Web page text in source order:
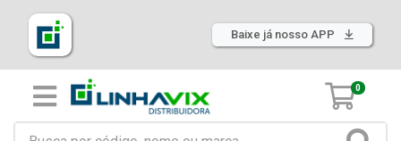
Baixe já nosso APP
0